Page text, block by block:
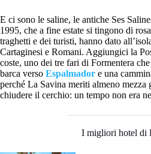
E ci sono le saline, le antiche Ses
1995, che a fine estate si tingono di
traghetti e dei turisti, hanno dato
Cartaginesi e Romani. Aggiungici la
coste, uno dei tre fari di Formentera
barca verso Espalmador e una
perché La Savina meriti almeno mezza
chiudere il cerchio: un tempo non era
I migliori hotel di